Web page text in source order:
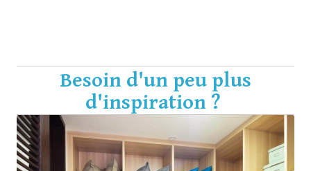
Besoin d'un peu plus
d'inspiration ?